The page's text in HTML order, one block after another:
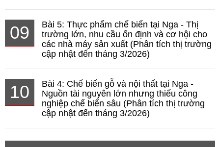
09
Bài 5: Thực phẩm chế biến tại Nga - Thị
trường lớn, nhu cầu ổn định và cơ hội cho
các nhà máy sản xuất (Phân tích thị trường
cập nhật đến tháng 3/2026)
10
Bài 4: Chế biến gỗ và nội thất tại Nga -
Nguồn tài nguyên lớn nhưng thiếu công
nghiệp chế biến sâu (Phân tích thị trường
cập nhật đến tháng 3/2026)